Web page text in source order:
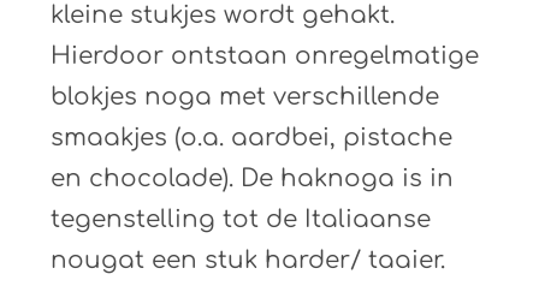
kleine stukjes wordt gehakt.
Hierdoor ontstaan onregelmatige
blokjes noga met verschillende
smaakjes (o.a. aardbei, pistache
en chocolade). De haknoga is in
tegenstelling tot de Italiaanse
nougat een stuk harder/ taaier.